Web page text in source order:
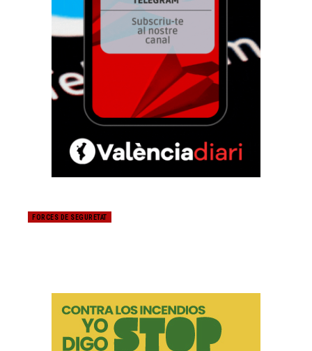
FORCES DE SEGURETAT